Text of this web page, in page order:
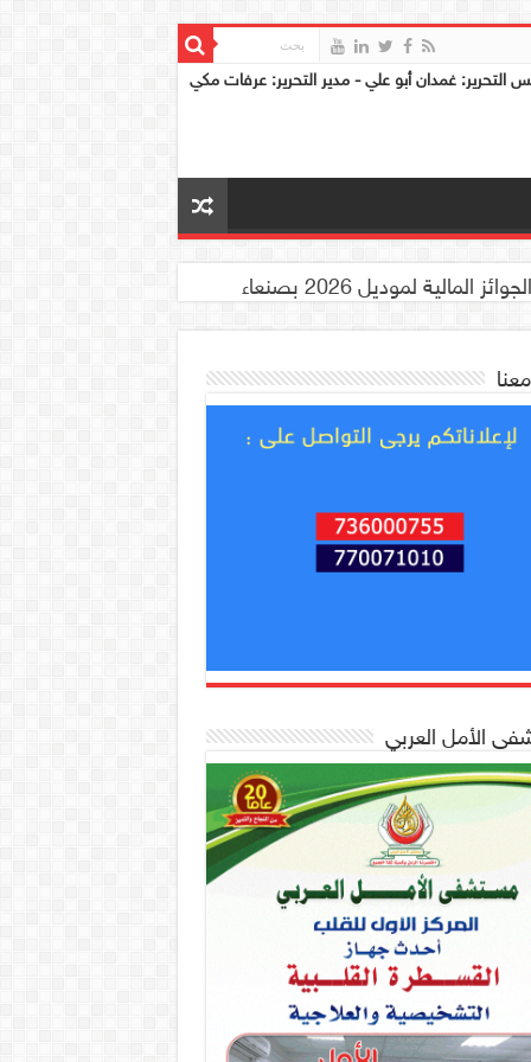
التحرير: غمدان أبو علي - مدير التحرير: عرفات مكي
الأمل العربي